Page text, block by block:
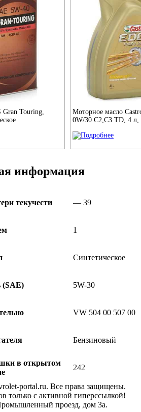
Gran Touring,
Моторное масло
0W/30 С2,С3 TD, 4 л,
информация
текучести — 39
1
Синтетическое
(SAE) 5W-30
VW 504 00 507 00
Бензиновый
в открытом
242
portal.ru. Все права защищены.
только с активной гиперссылкой!
проезд, дом 3а.